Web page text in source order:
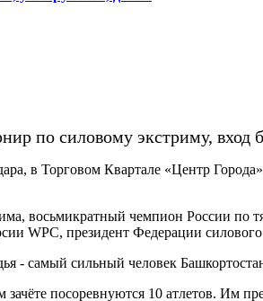
по силовому экстриму, вход
в Торговом Квартале «Центр
восьмикратный чемпион России по
WPC, президент Федерации
- самый сильный человек
посоревнуются 10 атлетов. Им